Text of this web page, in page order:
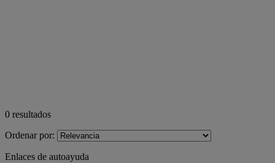
0 resultados
Ordenar por:
Enlaces de autoayuda